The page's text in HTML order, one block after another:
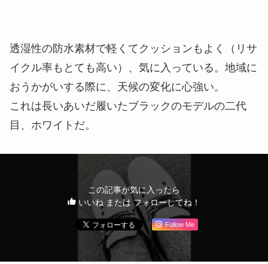
透湿性の防水素材で軽くてクッションもよく（リサ
イクル率もとても高い）、気に入っている。地域に
おうかがいする際に、天候の変化に心強い。
これは長いあいだ履いたブラックのモデルの二代
目、ホワイトだ。
この記事が気に入ったら
いいね または フォローしてね！
Follow Me